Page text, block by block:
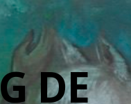
DE